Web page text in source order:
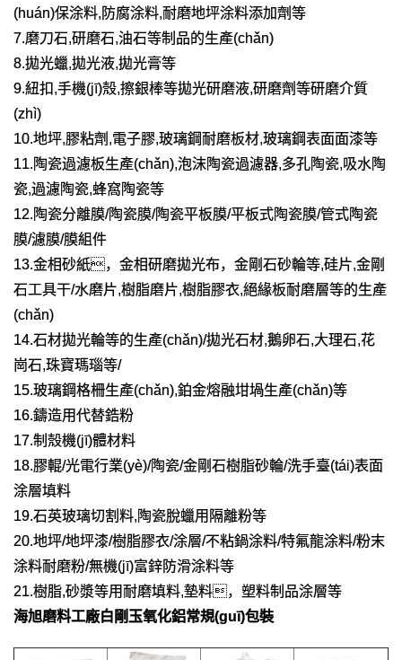
(huán)保涂料,防腐涂料,耐磨地坪涂料添加劑等
7.磨刀石,研磨石,油石等制品的生產(chǎn)
8.拋光蠟,拋光液,拋光膏等
9.紐扣,手機(jī)殼,擦銀棒等拋光研磨液,研磨劑等研磨介質
(zhì)
10.地坪,膠粘劑,電子膠,玻璃鋼耐磨板材,玻璃鋼表面面漆等
11.陶瓷過濾板生產(chǎn),泡沫陶瓷過濾器,多孔陶瓷,吸水陶
瓷,過濾陶瓷,蜂窩陶瓷等
12.陶瓷分離膜/陶瓷膜/陶瓷平板膜/平板式陶瓷膜/管式陶瓷
膜/濾膜/膜組件
13.金相砂紙，金相研磨拋光布，金剛石砂輪等,硅片,金剛
石工具干/水磨片,樹脂磨片,樹脂膠衣,絕緣板耐磨層等的生產
(chǎn)
14.石材拋光輪等的生產(chǎn)/拋光石材,鵝卵石,大理石,花
崗石,珠寶瑪瑙等/
15.玻璃鋼格柵生產(chǎn),鉑金熔融坩堝生產(chǎn)等
16.鑄造用代替鋯粉
17.制殼機(jī)體材料
18.膠輥/光電行業(yè)/陶瓷/金剛石樹脂砂輪/洗手臺(tái)表面
涂層填料
19.石英玻璃切割料,陶瓷脫蠟用隔離粉等
20.地坪/地坪漆/樹脂膠衣/涂層/不粘鍋涂料/特氟龍涂料/粉末
涂料耐磨粉/無機(jī)富鋅防滑涂料等
21.樹脂,砂漿等用耐磨填料,墊料，塑料制品涂層等
海旭磨料工廠白剛玉氧化鋁常規(guī)包裝